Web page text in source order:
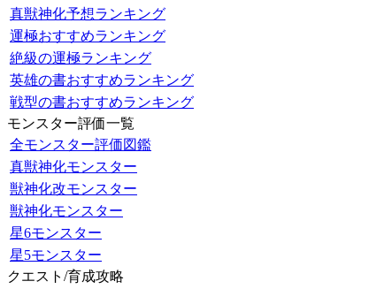
真獣神化予想ランキング
運極おすすめランキング
絶級の運極ランキング
英雄の書おすすめランキング
戦型の書おすすめランキング
モンスター評価一覧
全モンスター評価図鑑
真獣神化モンスター
獣神化改モンスター
獣神化モンスター
星6モンスター
星5モンスター
クエスト/育成攻略